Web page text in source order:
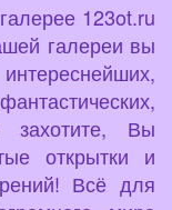
123ot.ru
галереи вы
захотите, Вы
открытки и
Всё для